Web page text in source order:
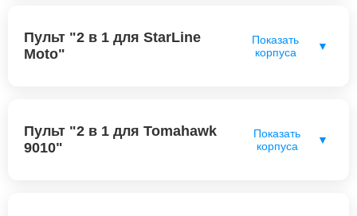
Пульт "2 в 1 для StarLine
Moto"
Показать
корпуса
▼
Пульт "2 в 1 для Tomahawk
9010"
Показать
корпуса
▼